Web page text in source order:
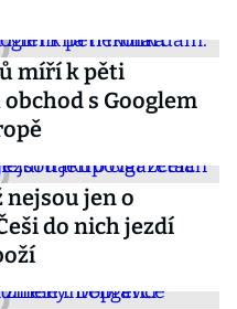
míří k pěti
s Googlem
jen o
do nich jezdí